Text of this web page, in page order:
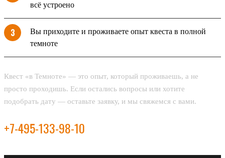
всё устроено
Вы приходите и проживаете опыт квеста в полной
темноте
Квест «в Темноте» — это опыт, который проживаешь, а не
просто проходишь. Если остались вопросы или хотите
подобрать дату — оставьте заявку, и мы свяжемся с вами.
+7-495-133-98-10